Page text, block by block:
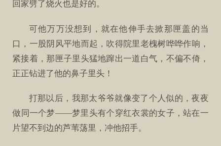
回家劈了烧火也是好的。
可他万万没想到，就在他伸手去掀那匣盖的当
口，一股阴风平地而起，吹得院里老槐树哗哗作响，
紧接着，那匣子里头猛地蹿出一道白气，不偏不倚，
正正钻进了他的鼻子里头！
打那以后，我那太爷爷就像变了个人似的，夜夜
做同一个梦——梦里头有个穿红衣裳的女子，站在一
片望不到边的芦苇荡里，冲他招手。